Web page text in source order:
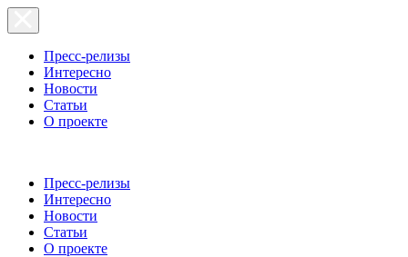
Пресс-релизы
Интересно
Новости
Статьи
О проекте
Пресс-релизы
Интересно
Новости
Статьи
О проекте